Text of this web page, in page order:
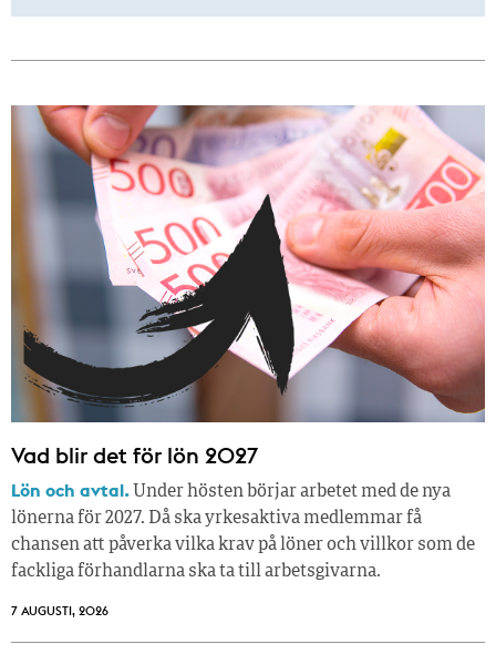
Vad blir det för lön 2027
Lön och avtal. Under hösten börjar arbetet med de nya
lönerna för 2027. Då ska yrkesaktiva medlemmar få
chansen att påverka vilka krav på löner och villkor som de
fackliga förhandlarna ska ta till arbetsgivarna.
7 AUGUSTI, 2026